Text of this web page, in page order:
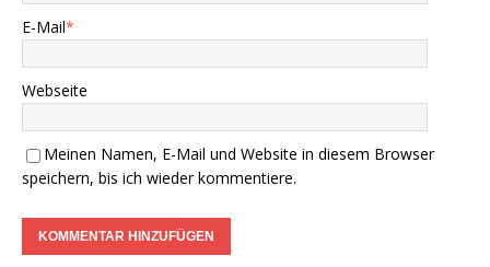
E-Mail*
Webseite
Meinen Namen, E-Mail und Website in diesem Browser
speichern, bis ich wieder kommentiere.